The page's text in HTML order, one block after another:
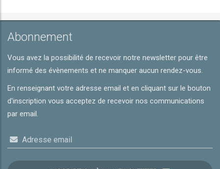
Abonnement
Vous avez la possibilité de recevoir notre newsletter pour être
informé des évènements et ne manquer aucun rendez-vous.
En renseignant votre adresse email et en cliquant sur le bouton
d'inscription vous acceptez de recevoir nos communications
par email.
Adresse email